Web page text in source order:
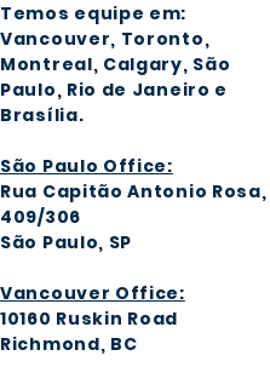
Temos equipe em:
Vancouver, Toronto,
Montreal, Calgary, São
Paulo, Rio de Janeiro e
Brasília.
São Paulo Office:
Rua Capitão Antonio Rosa,
409/306
São Paulo, SP
Vancouver Office:
10160 Ruskin Road
Richmond, BC